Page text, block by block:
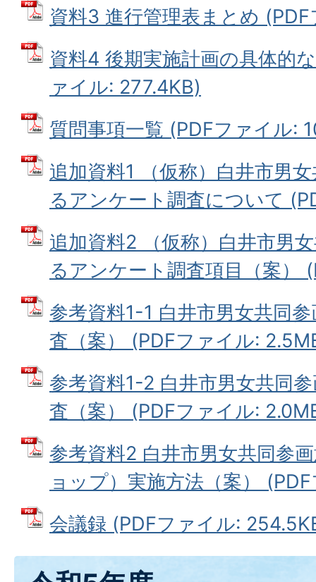
資料3 進行管理表まとめ
資料4 後期実施計画の具体的
ァイル: 277.4KB)
質問事項一覧 (PDFファイル:
追加資料1 （仮称）白井市男
るアンケート調査について
追加資料2 （仮称）白井市男
るアンケート調査項目（案）
参考資料1-1 白井市男女共同
査（案） (PDFファイル:
参考資料1-2 白井市男女共同
査（案） (PDFファイル:
参考資料2 白井市男女共同参
ョップ）実施方法（案）
会議録 (PDFファイル: